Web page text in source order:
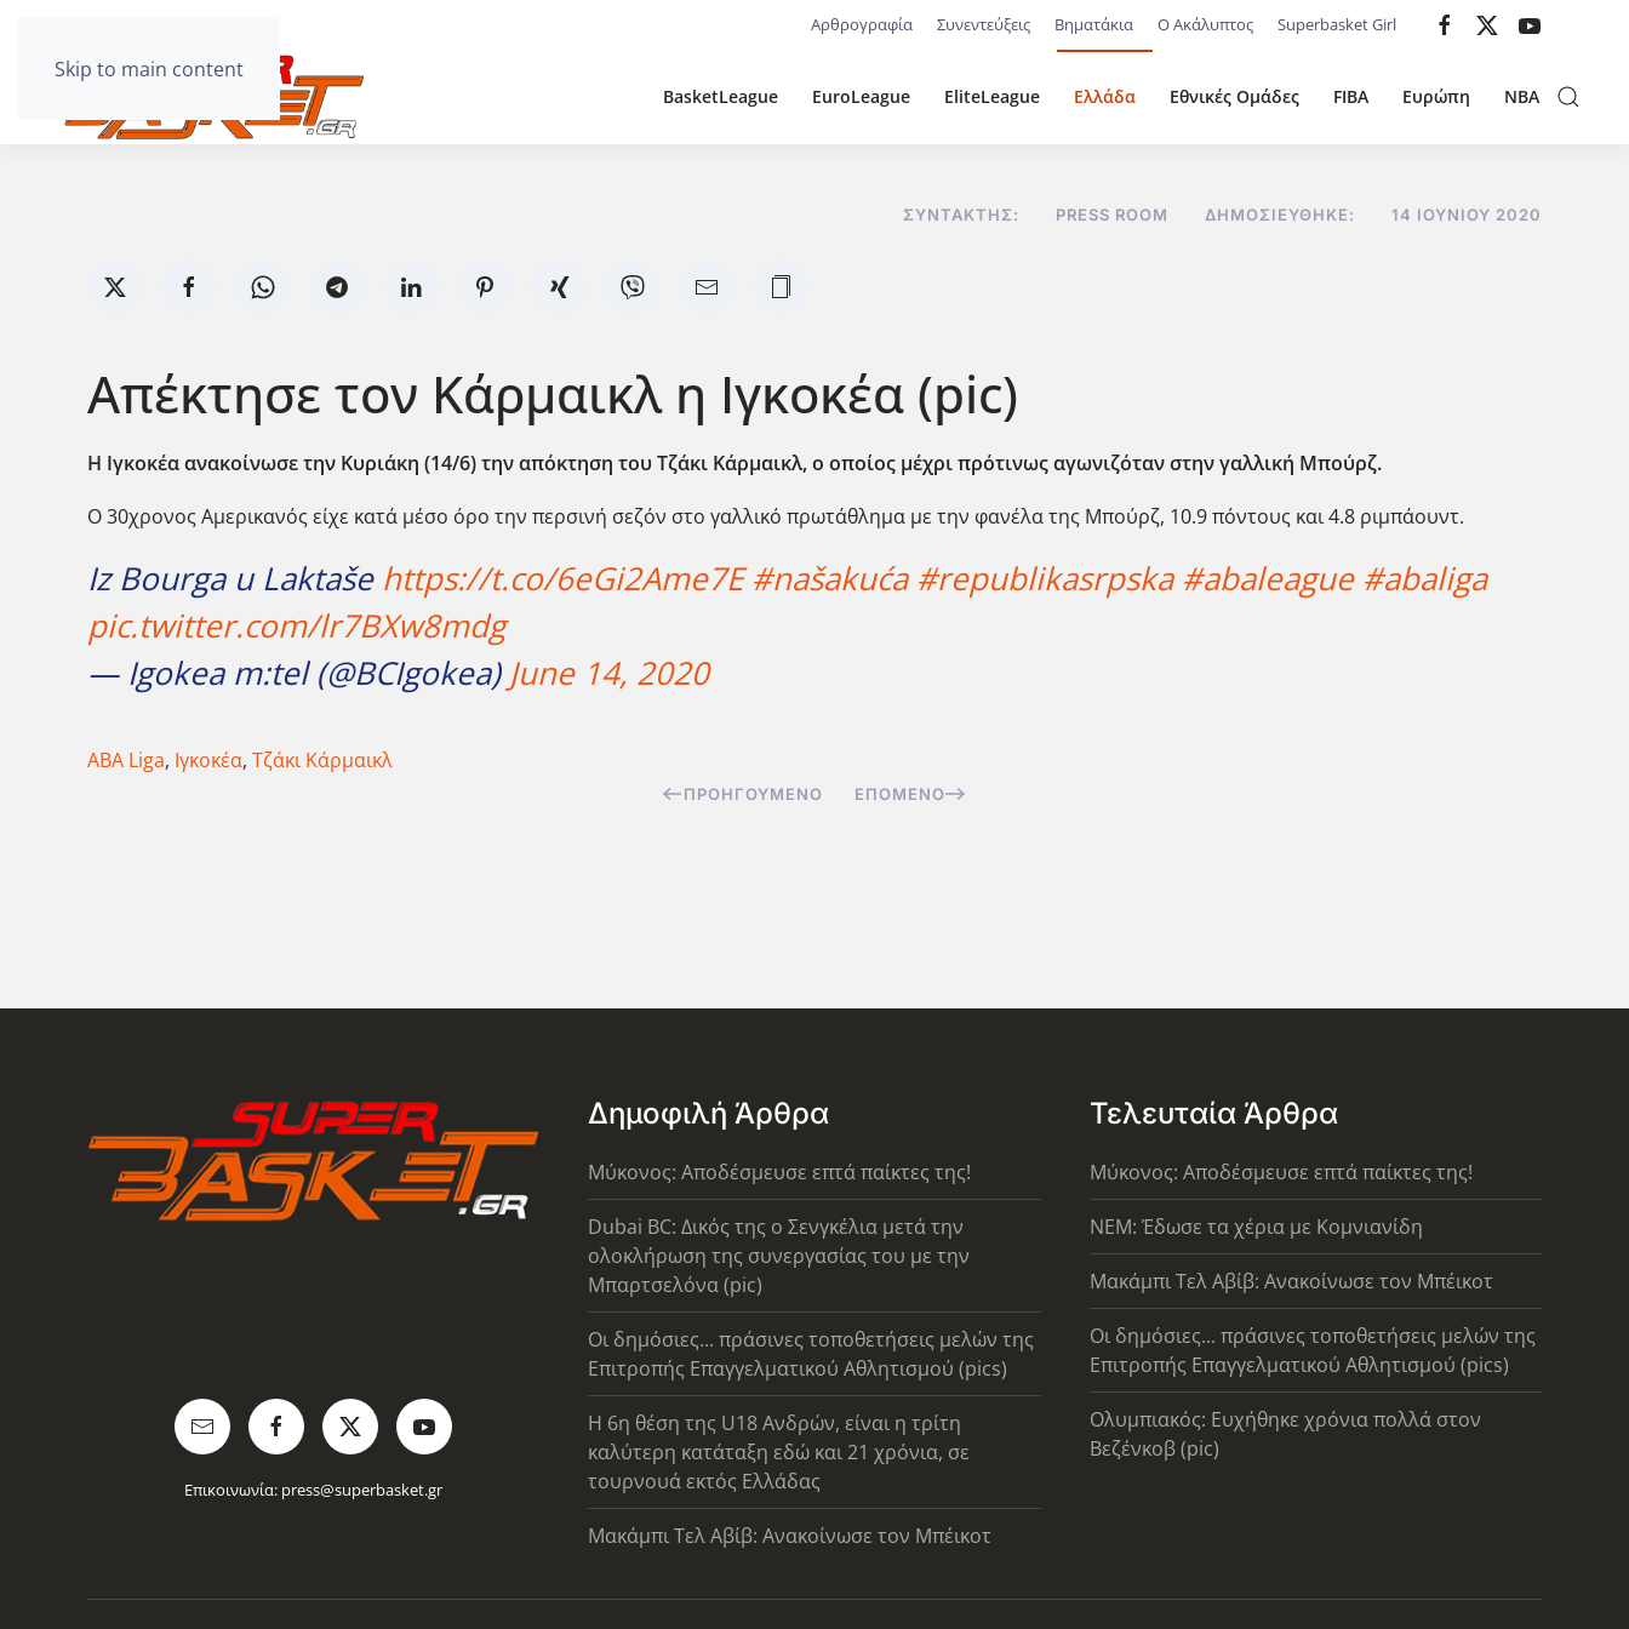
Skip to main content
Αρθρογραφία Συνεντεύξεις Βηματάκια Ο Ακάλυπτος Superbasket Girl
BasketLeague EuroLeague EliteLeague Ελλάδα Εθνικές Ομάδες FIBA Ευρώπη NBA
ΣΥΝΤΆΚΤΗΣ: PRESS ROOM ΔΗΜΟΣΙΕΎΘΗΚΕ: 14 ΙΟΥΝΊΟΥ 2020
Απέκτησε τον Κάρμαικλ η Ιγκοκέα (pic)
Η Ιγκοκέα ανακοίνωσε την Κυριάκη (14/6) την απόκτηση του Τζάκι Κάρμαικλ, ο οποίος μέχρι πρότινως αγωνιζόταν στην γαλλική Μπούρζ.
Ο 30χρονος Αμερικανός είχε κατά μέσο όρο την περσινή σεζόν στο γαλλικό πρωτάθλημα με την φανέλα της Μπούρζ, 10.9 πόντους και 4.8 ριμπάουντ.
Iz Bourga u Laktaše https://t.co/6eGi2Ame7E #našakuća #republikasrpska #abaleague #abaliga
pic.twitter.com/lr7BXw8mdg
— Igokea m:tel (@BCIgokea) June 14, 2020
ABA Liga, Ιγκοκέα, Τζάκι Κάρμαικλ
ΠΡΟΗΓΟΎΜΕΝΟ ΕΠΌΜΕΝΟ
Επικοινωνία: press@superbasket.gr
Δημοφιλή Άρθρα
Μύκονος: Αποδέσμευσε επτά παίκτες της!
Dubai BC: Δικός της ο Σενγκέλια μετά την
ολοκλήρωση της συνεργασίας του με την
Μπαρτσελόνα (pic)
Οι δημόσιες... πράσινες τοποθετήσεις μελών της
Επιτροπής Επαγγελματικού Αθλητισμού (pics)
Η 6η θέση της U18 Ανδρών, είναι η τρίτη
καλύτερη κατάταξη εδώ και 21 χρόνια, σε
τουρνουά εκτός Ελλάδας
Μακάμπι Τελ Αβίβ: Ανακοίνωσε τον Μπέικοτ
Τελευταία Άρθρα
Μύκονος: Αποδέσμευσε επτά παίκτες της!
ΝΕΜ: Έδωσε τα χέρια με Κομνιανίδη
Μακάμπι Τελ Αβίβ: Ανακοίνωσε τον Μπέικοτ
Οι δημόσιες... πράσινες τοποθετήσεις μελών της
Επιτροπής Επαγγελματικού Αθλητισμού (pics)
Ολυμπιακός: Ευχήθηκε χρόνια πολλά στον
Βεζένκοβ (pic)